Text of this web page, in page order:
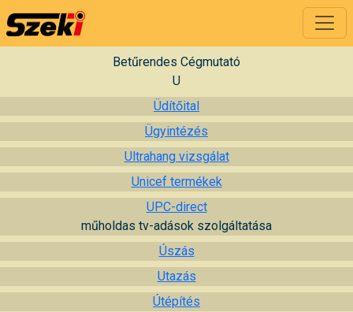
Betűrendes Cégmutató
U
Üdítőital
Ügyintézés
Ultrahang vizsgálat
Unicef termékek
UPC-direct
műholdas tv-adások szolgáltatása
Úszás
Utazás
Útépítés